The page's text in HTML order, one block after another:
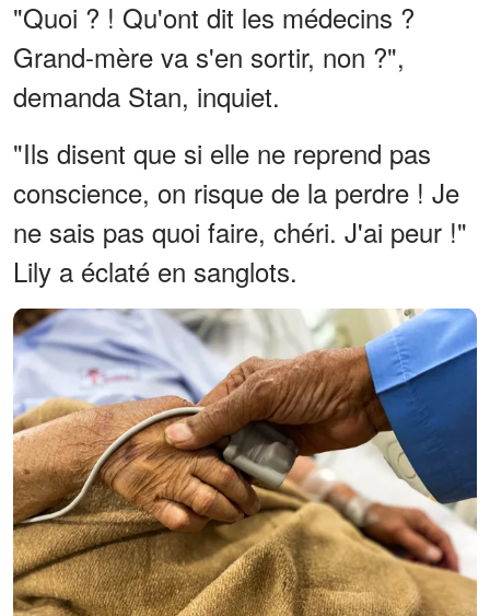
"Quoi ? ! Qu'ont dit les médecins ?
Grand-mère va s'en sortir, non ?",
demanda Stan, inquiet.
"Ils disent que si elle ne reprend pas
conscience, on risque de la perdre ! Je
ne sais pas quoi faire, chéri. J'ai peur !"
Lily a éclaté en sanglots.